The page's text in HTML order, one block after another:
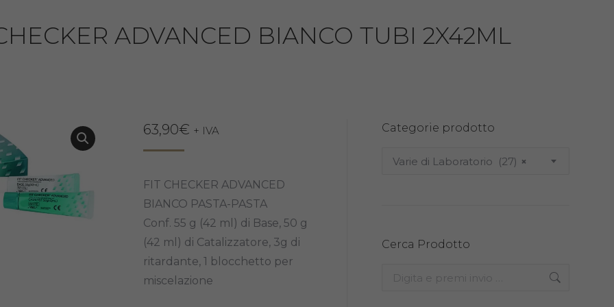
ADVANCED BIANCO TUBI 2X42ML
63,90€ + IVA
FIT CHECKER ADVANCED
BIANCO PASTA-PASTA
Conf. 55 g (42 ml) di Base, 50 g
(42 ml) di Catalizzatore, 3g di
ritardante, 1 blocchetto per
miscelazione
Categorie prodotto
×
Varie di Laboratorio (27)
Cerca Prodotto